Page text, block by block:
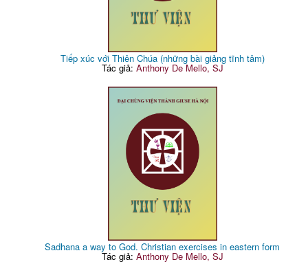
Tiếp xúc với Thiên Chúa (những bài giảng tĩnh tâm)
Tác giả: Anthony De Mello, SJ
Sadhana a way to God. Christian exercises in eastern form
Tác giả: Anthony De Mello, SJ